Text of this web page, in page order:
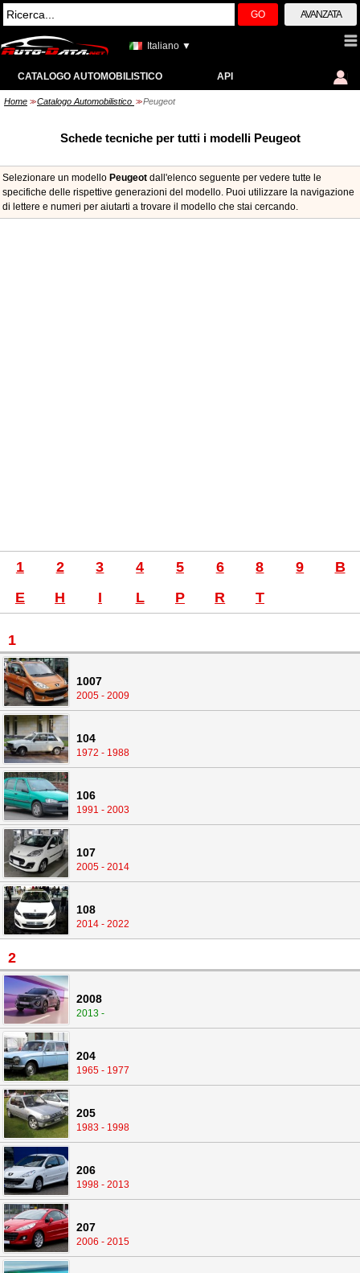
GO AVANZATA
Italiano ▼
CATALOGO AUTOMOBILISTICO API
Home >> Catalogo Automobilistico >> Peugeot
Schede tecniche per tutti i modelli Peugeot
Selezionare un modello Peugeot dall'elenco seguente per vedere tutte le
specifiche delle rispettive generazioni del modello. Puoi utilizzare la navigazione
di lettere e numeri per aiutarti a trovare il modello che stai cercando.
1 2 3 4 5 6 8 9
B
E
H I L P R T
1
1007
2005 - 2009
104
1972 - 1988
106
1991 - 2003
107
2005 - 2014
108
2014 - 2022
2
2008
2013 -
204
1965 - 1977
205
1983 - 1998
206
1998 - 2013
207
2006 - 2015